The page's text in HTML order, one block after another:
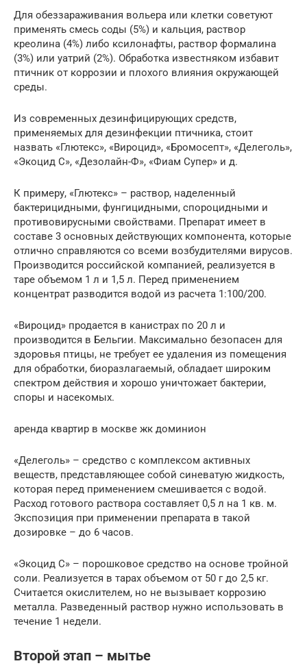
Для обеззараживания вольера или клетки советуют
применять смесь соды (5%) и кальция, раствор
креолина (4%) либо ксилонафты, раствор формалина
(3%) или yатрий (2%). Обработка известняком избавит
птичник от коррозии и плохого влияния окружающей
среды.
Из современных дезинфицирующих средств,
применяемых для дезинфекции птичника, стоит
назвать «Глютекс», «Вироцид», «Бромосепт», «Делеголь»,
«Экоцид С», «Дезолайн-Ф», «Фиам Супер» и д.
К примеру, «Глютекс» – раствор, наделенный
бактерицидными, фунгицидными, спороцидными и
противовирусными свойствами. Препарат имеет в
составе 3 основных действующих компонента, которые
отлично справляются со всеми возбудителями вирусов.
Производится российской компанией, реализуется в
таре объемом 1 л и 1,5 л. Перед применением
концентрат разводится водой из расчета 1:100/200.
«Вироцид» продается в канистрах по 20 л и
производится в Бельгии. Максимально безопасен для
здоровья птицы, не требует ее удаления из помещения
для обработки, биоразлагаемый, обладает широким
спектром действия и хорошо уничтожает бактерии,
споры и насекомых.
аренда квартир в москве жк доминион
«Делеголь» – средство с комплексом активных
веществ, представляющее собой синеватую жидкость,
которая перед применением смешивается с водой.
Расход готового раствора составляет 0,5 л на 1 кв. м.
Экспозиция при применении препарата в такой
дозировке – до 6 часов.
«Экоцид С» – порошковое средство на основе тройной
соли. Реализуется в тарах объемом от 50 г до 2,5 кг.
Считается окислителем, но не вызывает коррозию
металла. Разведенный раствор нужно использовать в
течение 1 недели.
Второй этап – мытье